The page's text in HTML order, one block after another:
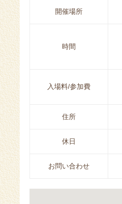
開催場所
時間
入場料/参加費
住所
休日
お問い合わせ